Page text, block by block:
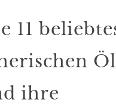
11
ihre